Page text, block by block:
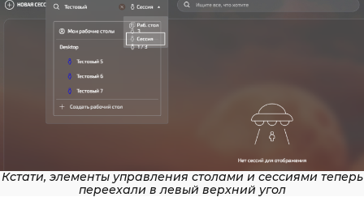
Кстати, элементы управления столами и сессиями теперь
переехали в левый верхний угол